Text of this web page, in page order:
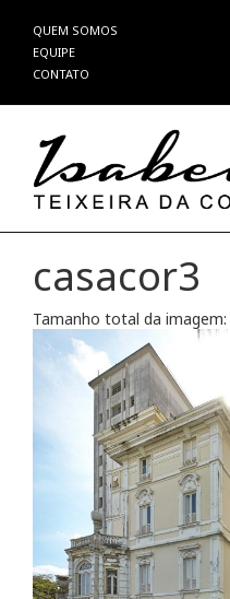
Pular
para
o
QUEM SOMOS
EQUIPE
CONTATO
casacor3
Tamanho total da imagem: